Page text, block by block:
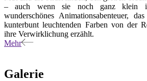
– auch wenn sie noch ganz klein
wunderschönes Animationsabenteuer,
kunterbunt leuchtenden Farben von der
ihre Verwirklichung erzählt.
Mehr
Galerie